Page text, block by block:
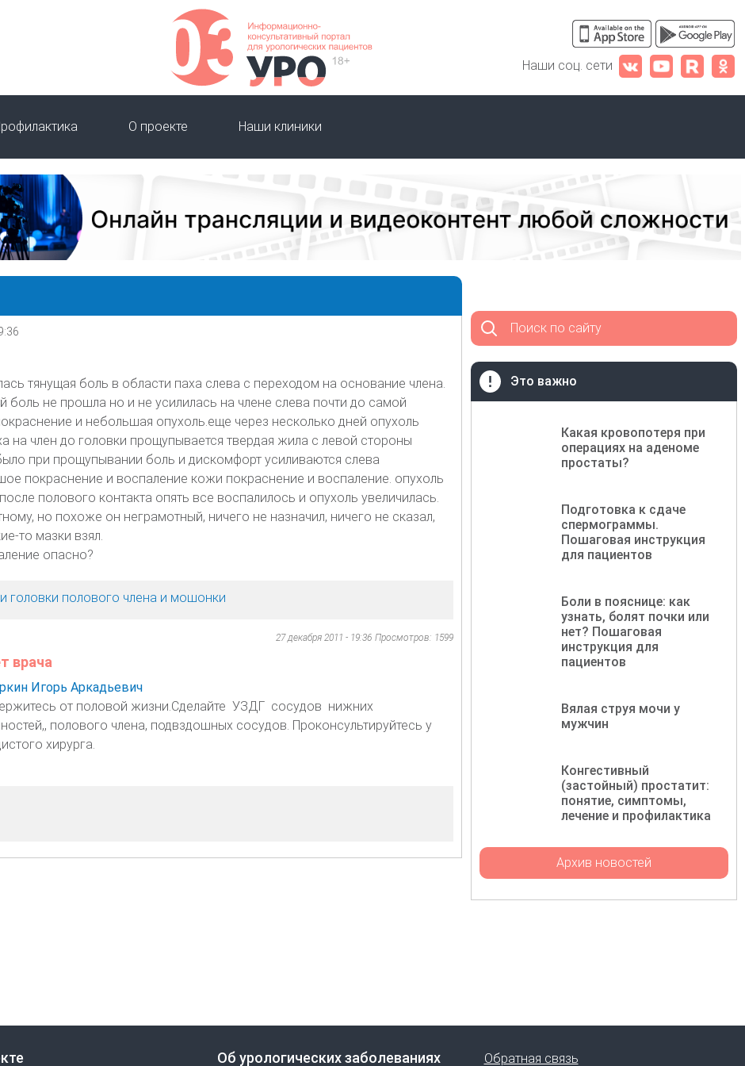
Наши соц. сети
О проекте Наши клиники
тянущая боль в области паха слева с переходом на основание члена.
боль не прошла но и не усилилась на члене слева почти до самой
и небольшая опухоль.еще через несколько дней опухоль
на член до головки прощупывается твердая жила с левой стороны
при прощупывании боль и дискомфорт усиливаются слева
покраснение и воспаление кожи покраснение и воспаление. опухоль
полового контакта опять все воспалилось и опухоль увеличилась.
но похоже он неграмотный, ничего не назначил, ничего не сказал,
то мазки взял.
опасно?
головки полового члена и мошонки
27 декабря 2011 - 19:36 Просмотров: 1599
врача
Игорь Аркадьевич
от половой жизни.Сделайте УЗДГ сосудов нижних
полового члена, подвздошных сосудов. Проконсультируйтесь у
хирурга.
Поиск по сайту
Это важно
Какая кровопотеря при
операциях на аденоме
простаты?
Подготовка к сдаче
спермограммы.
Пошаговая инструкция
для пациентов
Боли в пояснице: как
узнать, болят почки или
нет? Пошаговая
инструкция для
пациентов
Вялая струя мочи у
мужчин
Конгестивный
(застойный) простатит:
понятие, симптомы,
лечение и профилактика
Архив новостей
Об урологических заболеваниях Обратная связь